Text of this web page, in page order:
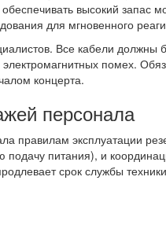
обеспечивать высокий
для мгновенного
Все кабели должны
помех.
концерта.
персонала
правилам эксплуатации
питания), и
срок службы